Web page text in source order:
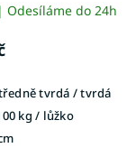
Odesíláme do 24h
tvrdá / tvrdá
kg ​​​​​/ lůžko